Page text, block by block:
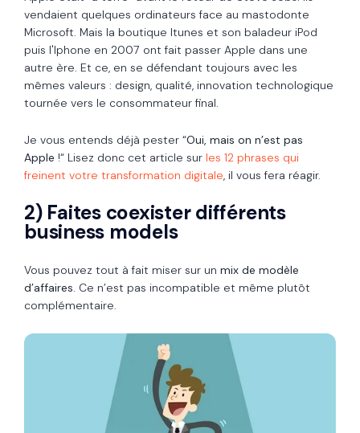
vendaient quelques ordinateurs face au mastodonte
Microsoft. Mais la boutique Itunes et son baladeur iPod
puis l'Iphone en 2007 ont fait passer Apple dans une
autre ère. Et ce, en se défendant toujours avec les
mêmes valeurs : design, qualité, innovation technologique
tournée vers le consommateur final.
Je vous entends déjà pester “Oui, mais on n’est pas
Apple !“ Lisez donc cet article sur les 12 phrases qui
freinent votre transformation digitale , il vous fera réagir.
2) Faites coexister différents
business models
Vous pouvez tout à fait miser sur un mix de modèle
d’affaires . Ce n’est pas incompatible et même plutôt
complémentaire.